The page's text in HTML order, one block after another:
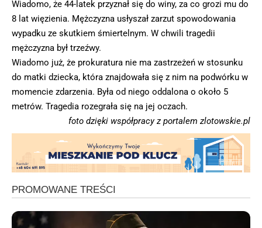
Wiadomo, że 44-latek przyznał się do winy, za co grozi mu do
8 lat więzienia. Mężczyzna usłyszał zarzut spowodowania
wypadku ze skutkiem śmiertelnym. W chwili tragedii
mężczyzna był trzeźwy.
Wiadomo już, że prokuratura nie ma zastrzeżeń w stosunku
do matki dziecka, która znajdowała się z nim na podwórku w
momencie zdarzenia. Była od niego oddalona o około 5
metrów. Tragedia rozegrała się na jej oczach.
foto dzięki współpracy z portalem zlotowskie.pl